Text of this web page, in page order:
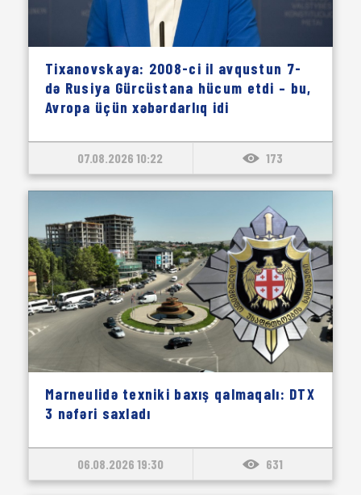
Tixanovskaya: 2008-ci il avqustun 7-
də Rusiya Gürcüstana hücum etdi – bu,
Avropa üçün xəbərdarlıq idi
07.08.2026 10:22 173
Marneulidə texniki baxış qalmaqalı: DTX
3 nəfəri saxladı
06.08.2026 19:30 631